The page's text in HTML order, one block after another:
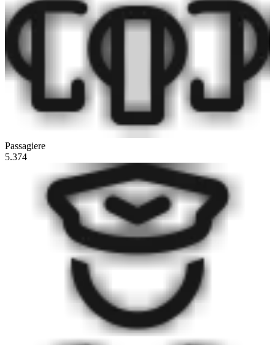
Passagiere
5.374